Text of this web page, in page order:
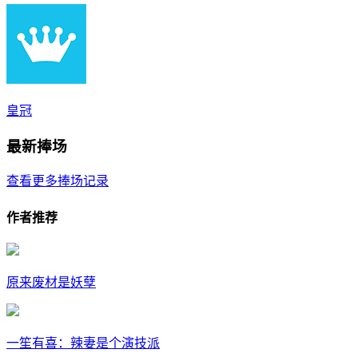
皇冠
最新捧场
查看更多捧场记录
作者推荐
原来废材是妖孽
一笙有喜：辣妻是个演技派